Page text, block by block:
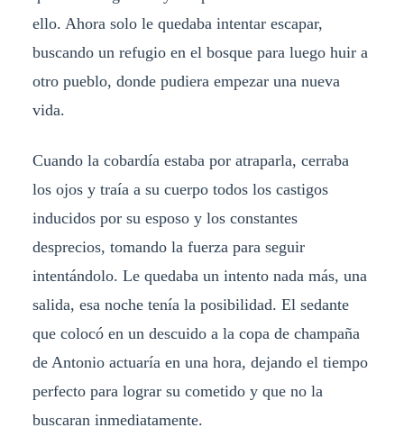
ello. Ahora solo le quedaba intentar escapar,
buscando un refugio en el bosque para luego huir a
otro pueblo, donde pudiera empezar una nueva
vida.
Cuando la cobardía estaba por atraparla, cerraba
los ojos y traía a su cuerpo todos los castigos
inducidos por su esposo y los constantes
desprecios, tomando la fuerza para seguir
intentándolo. Le quedaba un intento nada más, una
salida, esa noche tenía la posibilidad. El sedante
que colocó en un descuido a la copa de champaña
de Antonio actuaría en una hora, dejando el tiempo
perfecto para lograr su cometido y que no la
buscaran inmediatamente.